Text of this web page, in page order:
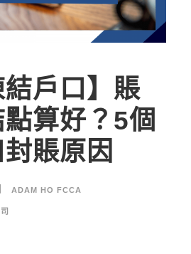
結戶口】賬
算好？5個
賬原因
ADAM HO FCCA